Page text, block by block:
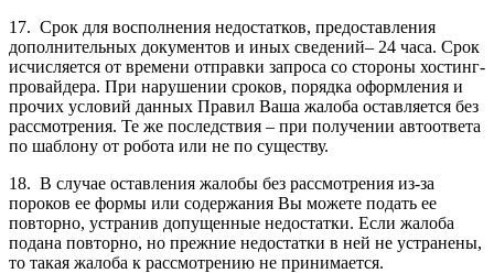
17. Срок для восполнения недостатков, предоставления
дополнительных документов и иных сведений– 24 часа. Срок
исчисляется от времени отправки запроса со стороны хостинг-
провайдера. При нарушении сроков, порядка оформления и
прочих условий данных Правил Ваша жалоба оставляется без
рассмотрения. Те же последствия – при получении автоответа
по шаблону от робота или не по существу.
18. В случае оставления жалобы без рассмотрения из-за
пороков ее формы или содержания Вы можете подать ее
повторно, устранив допущенные недостатки. Если жалоба
подана повторно, но прежние недостатки в ней не устранены,
то такая жалоба к рассмотрению не принимается.